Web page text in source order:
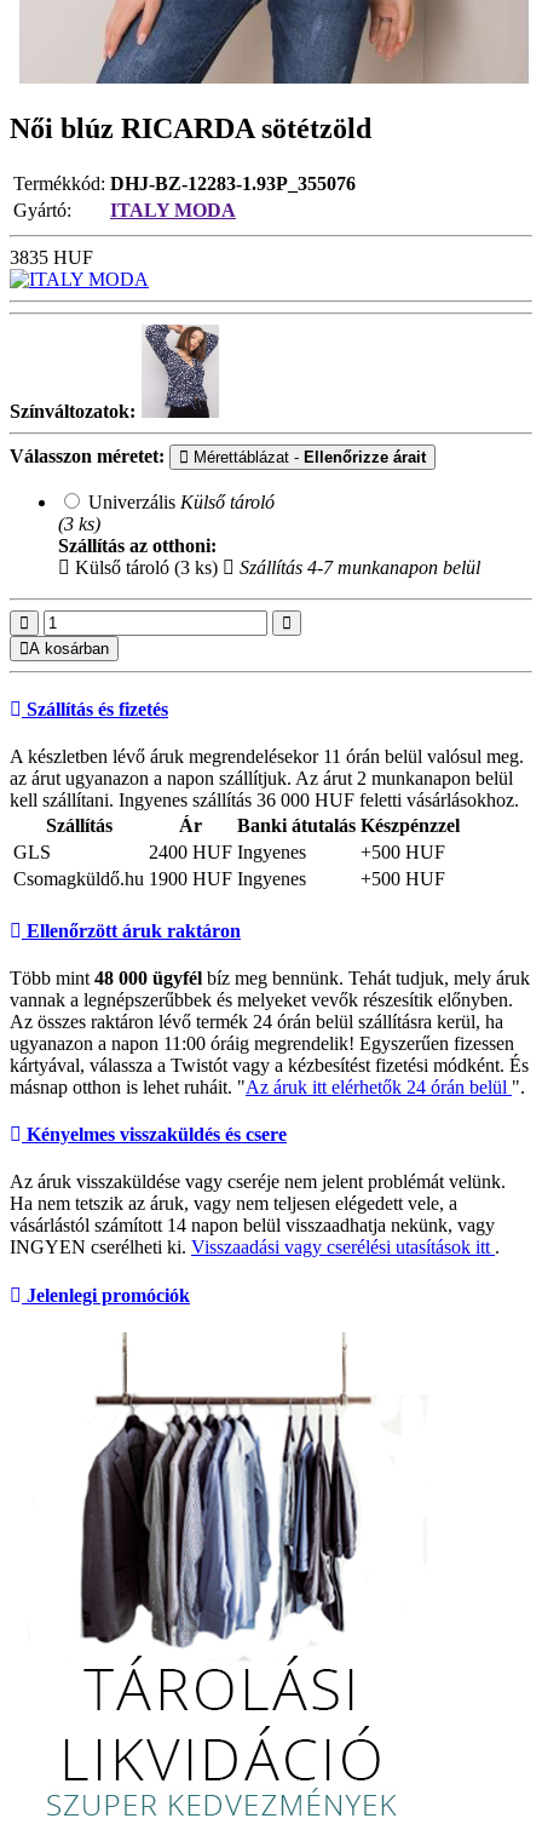
Női blúz RICARDA sötétzöld
Termékkód: DHJ-BZ-12283-1.93P_355076
Gyártó:
ITALY MODA
3835 HUF
Színváltozatok:
Válasszon méretet: Mérettáblázat - Ellenőrizze árait
Univerzális Külső tároló
(3 ks)
Szállítás az otthoni:
Külső tároló (3 ks)
Szállítás 4-7 munkanapon belül
A kosárban
Szállítás és fizetés
A készletben lévő áruk megrendelésekor 11 órán belül valósul meg.
az árut ugyanazon a napon szállítjuk. Az árut 2 munkanapon belül
kell szállítani. Ingyenes szállítás 36 000 HUF feletti vásárlásokhoz.
Szállítás
Ár Banki átutalás Készpénzzel
GLS
2400 HUF Ingyenes
+500 HUF
Csomagküldő.hu 1900 HUF Ingyenes +500 HUF
Ellenőrzött áruk raktáron
Több mint 48 000 ügyfél bíz meg bennünk. Tehát tudjuk, mely áruk
vannak a legnépszerűbbek és melyeket vevők részesítik előnyben.
Az összes raktáron lévő termék 24 órán belül szállításra kerül, ha
ugyanazon a napon 11:00 óráig megrendelik! Egyszerűen fizessen
kártyával, válassza a Twistót vagy a kézbesítést fizetési módként. És
másnap otthon is lehet ruháit. "Az áruk itt elérhetők 24 órán belül ".
Kényelmes visszaküldés és csere
Az áruk visszaküldése vagy cseréje nem jelent problémát velünk.
Ha nem tetszik az áruk, vagy nem teljesen elégedett vele, a
vásárlástól számított 14 napon belül visszaadhatja nekünk, vagy
INGYEN cserélheti ki. Visszaadási vagy cserélési utasítások itt .
Jelenlegi promóciók